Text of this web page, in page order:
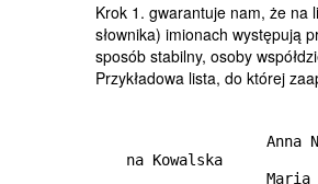
Krok 1. gwarantuje nam, że na
słownika) imionach występują
sposób stabilny, osoby
Przykładowa lista, do której
na Kowalska